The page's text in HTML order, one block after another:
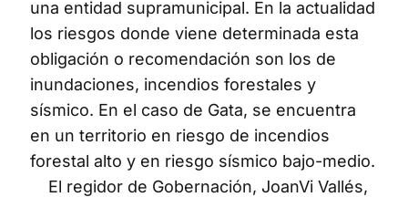
una entidad supramunicipal. En la actualidad
los riesgos donde viene determinada esta
obligación o recomendación son los de
inundaciones, incendios forestales y
sísmico. En el caso de Gata, se encuentra
en un territorio en riesgo de incendios
forestal alto y en riesgo sísmico bajo-medio.
El regidor de Gobernación, JoanVi Vallés,